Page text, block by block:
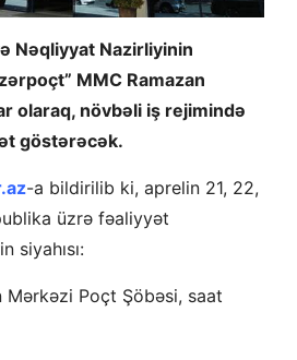
Nəqliyyat Nazirliyinin
MMC Ramazan
olaraq, növbəli iş rejimində
göstərəcək.
-a bildirilib ki, aprelin 21, 22,
üzrə fəaliyyət
siyahısı:
Mərkəzi Poçt Şöbəsi, saat